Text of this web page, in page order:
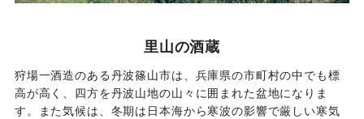
里山の酒蔵
狩場一酒造のある丹波篠山市は、兵庫県の市町村の中でも標
高が高く、四方を丹波山地の山々に囲まれた盆地になりま
す。また気候は、冬期は日本海から寒波の影響で厳しい寒気